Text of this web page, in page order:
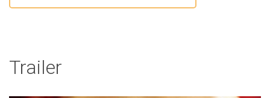
Trailer